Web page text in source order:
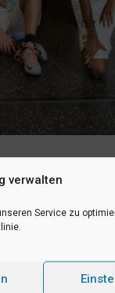
verwalten
Service zu
die
Treffpunkt